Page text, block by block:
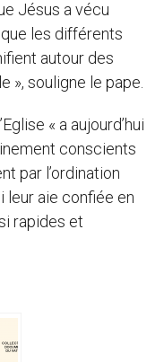
Jésus a vécu
les différents
autour des
», souligne le pape.
« a aujourd’hui
conscients
par l’ordination
leur aie confiée en
rapides et